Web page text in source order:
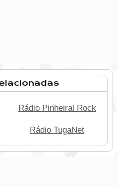
Rádio Pinheiral Rock
Rádio TugaNet